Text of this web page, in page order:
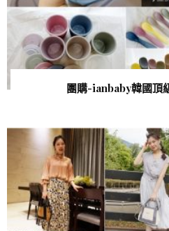
團購-ianbaby韓國頂